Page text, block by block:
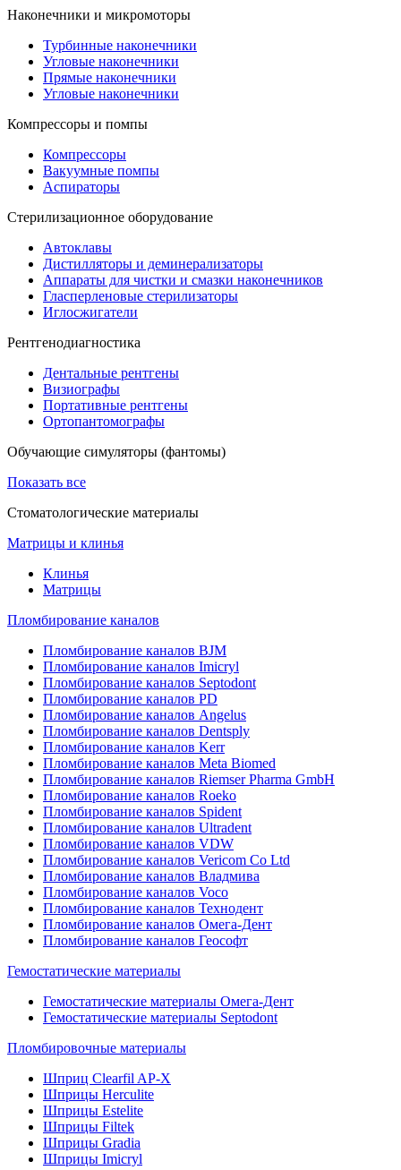
Наконечники и микромоторы
Турбинные наконечники
Угловые наконечники
Прямые наконечники
Угловые наконечники
Компрессоры и помпы
Компрессоры
Вакуумные помпы
Аспираторы
Стерилизационное оборудование
Автоклавы
Дистилляторы и деминерализаторы
Аппараты для чистки и смазки наконечников
Гласперленовые стерилизаторы
Иглосжигатели
Рентгенодиагностика
Дентальные рентгены
Визиографы
Портативные рентгены
Ортопантомографы
Обучающие симуляторы (фантомы)
Показать все
Стоматологические материалы
Матрицы и клинья
Клинья
Матрицы
Пломбирование каналов
Пломбирование каналов BJM
Пломбирование каналов Imicryl
Пломбирование каналов Septodont
Пломбирование каналов PD
Пломбирование каналов Angelus
Пломбирование каналов Dentsply
Пломбирование каналов Kerr
Пломбирование каналов Meta Biomed
Пломбирование каналов Riemser Pharma GmbH
Пломбирование каналов Roeko
Пломбирование каналов Spident
Пломбирование каналов Ultradent
Пломбирование каналов VDW
Пломбирование каналов Vericom Co Ltd
Пломбирование каналов Владмива
Пломбирование каналов Voco
Пломбирование каналов Технодент
Пломбирование каналов Омега-Дент
Пломбирование каналов Геософт
Гемостатические материалы
Гемостатические материалы Омега-Дент
Гемостатические материалы Septodont
Пломбировочные материалы
Шприц Clearfil AP-X
Шприцы Herculite
Шприцы Estelite
Шприцы Filtek
Шприцы Gradia
Шприцы Imicryl